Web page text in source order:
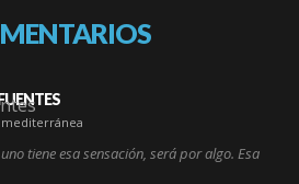
mediterránea
tiene esa sensación, será por algo. Esa